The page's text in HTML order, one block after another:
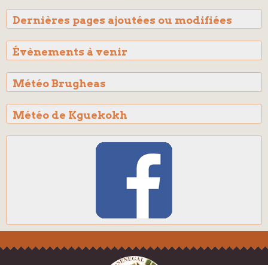
Dernières pages ajoutées ou modifiées
Évènements à venir
Météo Brugheas
Météo de Kguekokh